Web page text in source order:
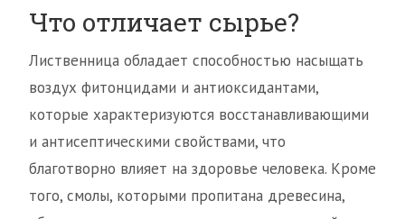
Что отличает сырье?
Лиственница обладает способностью насыщать
воздух фитонцидами и антиоксидантами,
которые характеризуются восстанавливающими
и антисептическими свойствами, что
благотворно влияет на здоровье человека. Кроме
того, смолы, которыми пропитана древесина,